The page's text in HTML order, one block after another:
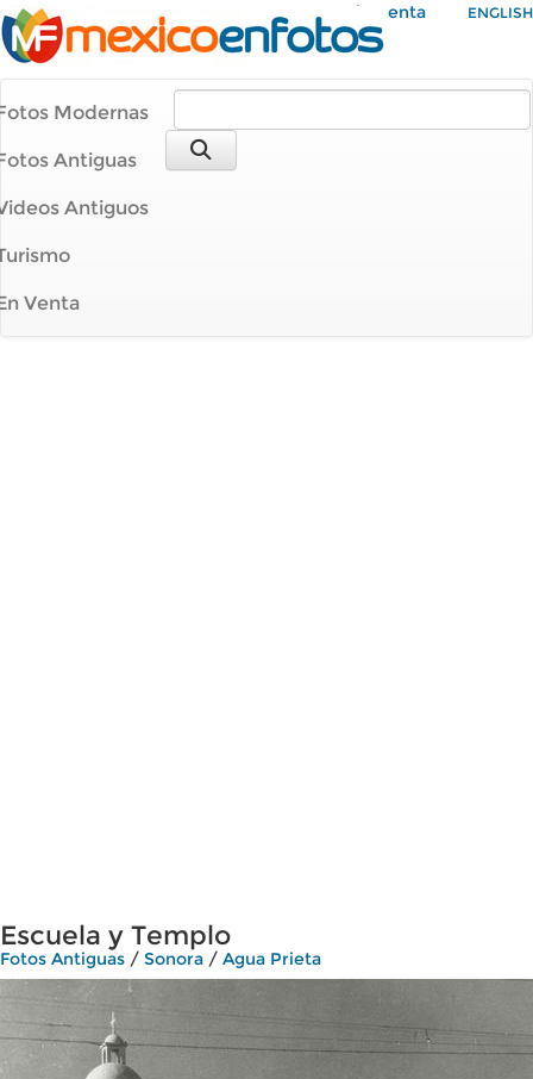
Mi Cuenta ENGLISH
Modernas
Antiguas
Antiguos
Venta
Escuela y Templo
Fotos Antiguas / Sonora / Agua Prieta